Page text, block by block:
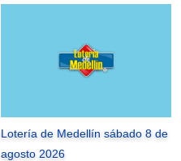
Lotería de Medellín sábado 8 de
agosto 2026